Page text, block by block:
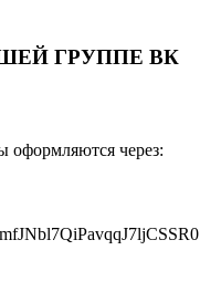
ГРУППЕ ВК
оформляются через: